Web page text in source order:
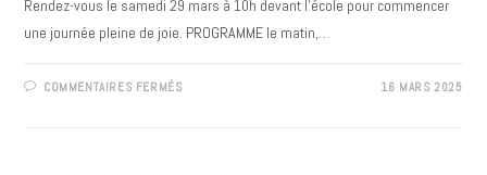
Rendez-vous le samedi 29 mars à 10h devant l’école pour commencer
une journée pleine de joie. PROGRAMME le matin,…
COMMENTAIRES FERMÉSSUR 16 MARS 2025